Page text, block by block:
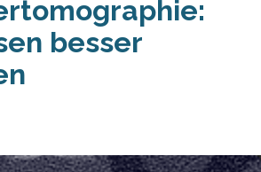
besser